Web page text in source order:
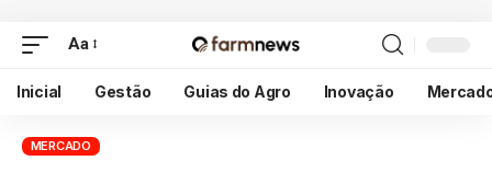
Aa
Inicial Gestão Guias do Agro Inovação
MERCADO